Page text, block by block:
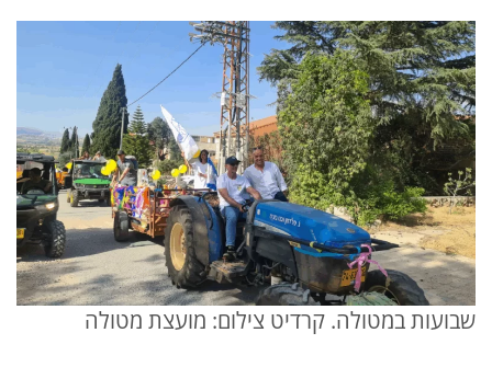
שבועות במטולה. קרדיט צילום: מועצת מטולה